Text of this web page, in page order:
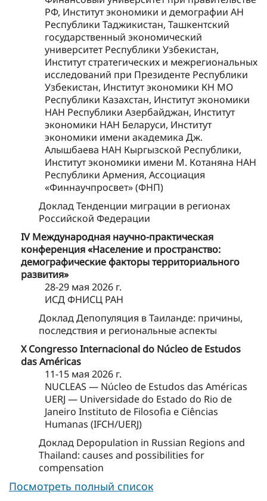
РФ, Институт экономики и демографии АН
Республики Таджикистан, Ташкентский
государственный экономический
университет Республики Узбекистан,
Институт стратегических и межрегиональных
исследований при Президенте Республики
Узбекистан, Институт экономики КН МО
Республики Казахстан, Институт экономики
НАН Республики Азербайджан, Институт
экономики НАН Беларуси, Институт
экономики имени академика Дж.
Алышбаева НАН Кыргызской Республики,
Институт экономики имени М. Котаняна НАН
Республики Армения, Ассоциация
«Финнаучпросвет» (ФНП)
Доклад Тенденции миграции в регионах
Российской Федерации
IV Международная научно-практическая
конференция «Население и пространство:
демографические факторы территориального
развития»
28-29 мая 2026 г.
ИСД ФНИСЦ РАН
Доклад Депопуляция в Таиланде: причины,
последствия и региональные аспекты
X Congresso Internacional do Núcleo de Estudos
das Américas
11-15 мая 2026 г.
NUCLEAS — Núcleo de Estudos das Américas
UERJ — Universidade do Estado do Rio de
Janeiro Instituto de Filosofia e Ciências
Humanas (IFCH/UERJ)
Доклад Depopulation in Russian Regions and
Thailand: causes and possibilities for
compensation
Посмотреть полный список